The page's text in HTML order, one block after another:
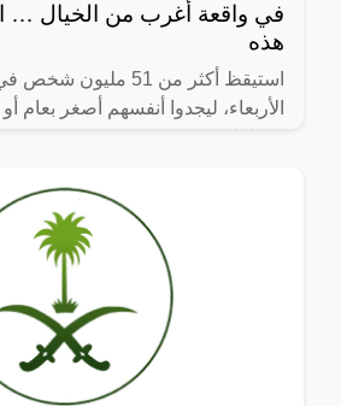
في واقعة أغرب من الخيال
هذه
استيقظ أكثر من 51
الأربعاء، ليجدوا أنفسهم أصغر بعام